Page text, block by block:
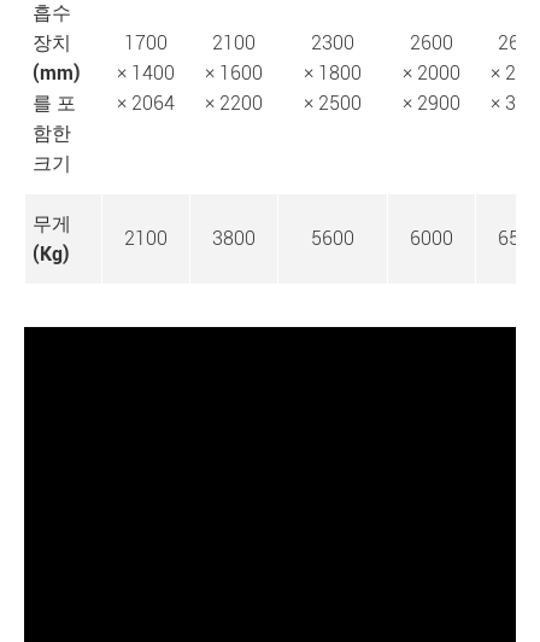
흡수
장치
(mm)
를 포
함한
크기
1700
× 1400
× 2064
2100
× 1600
× 2200
2300
× 1800
× 2500
2600
× 2000
× 2900
2600
×
×
무게
(Kg)
2100 3800 5600 6000 6500